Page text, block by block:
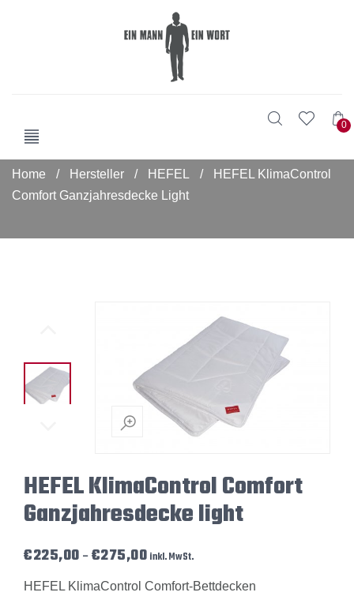
0
Home / Hersteller / HEFEL /
HEFEL KlimaControl
Comfort Ganzjahresdecke Light
HEFEL KlimaControl Comfort
Ganzjahresdecke light
€225,00 –€275,00Preisspanne: €225,00 bis €275,00
inkl. MwSt.
HEFEL KlimaControl Comfort-Bettdecken